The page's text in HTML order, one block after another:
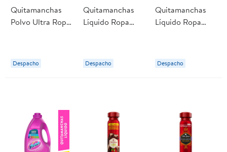
Quitamanchas
Polvo Ultra Ropa
Clorox
Despacho
Quitamanchas
Líquido Ropa
Despacho
Quitamanchas
Líquido Ropa
Despacho